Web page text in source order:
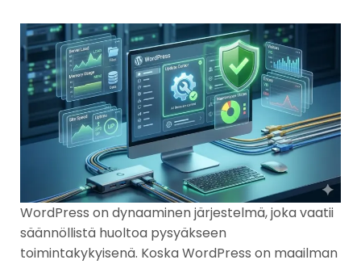
WordPress on dynaaminen järjestelmä, joka vaatii
säännöllistä huoltoa pysyäkseen
toimintakykyisenä. Koska WordPress on maailman